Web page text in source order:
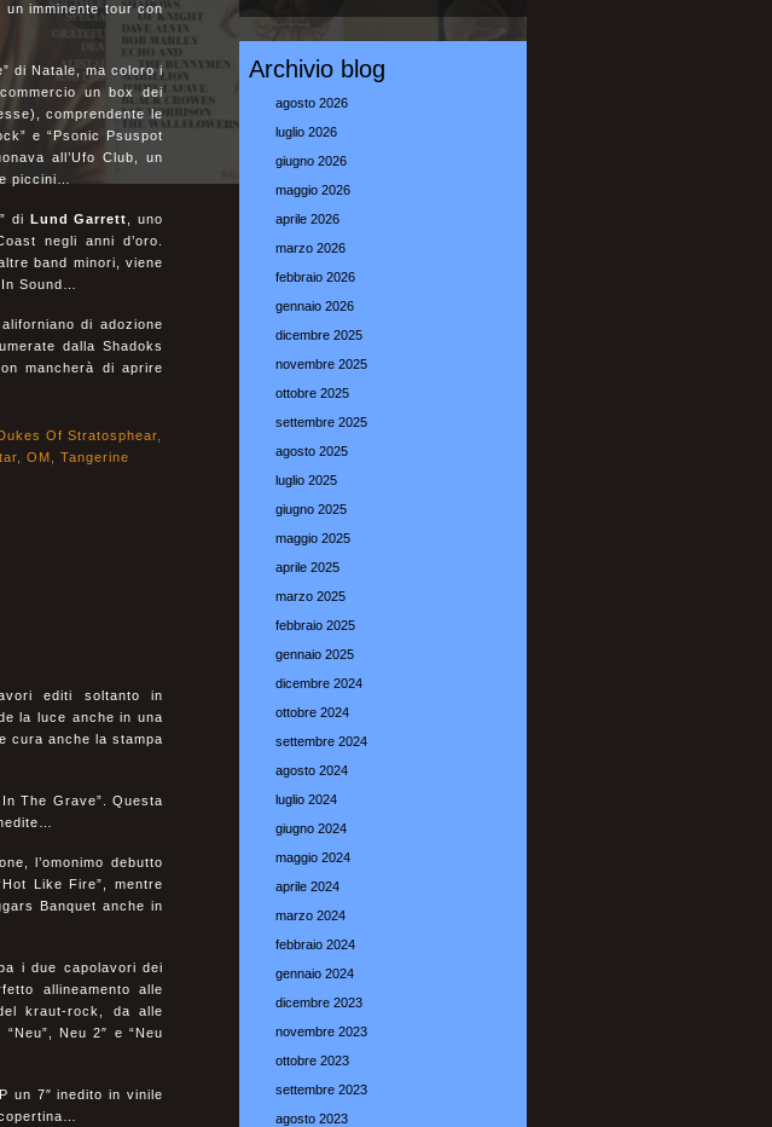
imminente tour con
di Natale, ma coloro i
un box dei
comprendente le
e “Psonic Psuspot
all’Ufo Club, un
piccini…
di Lund Garrett
, uno
negli anni d’oro.
band minori, viene
Sound…
di adozione
dalla Shadoks
mancherà di aprire
Of Stratosphear
OM
Tangerine
editi soltanto in
la luce anche in una
cura anche la stampa
The Grave”. Questa
l’omonimo debutto
Like Fire”, mentre
Banquet anche in
i due capolavori dei
allineamento alle
kraut-rock, da alle
Neu 2″ e “Neu
un 7″ inedito in vinile
Archivio blog
agosto 2026
luglio 2026
giugno 2026
maggio 2026
aprile 2026
marzo 2026
febbraio 2026
gennaio 2026
dicembre 2025
novembre 2025
ottobre 2025
settembre 2025
agosto 2025
luglio 2025
giugno 2025
maggio 2025
aprile 2025
marzo 2025
febbraio 2025
gennaio 2025
dicembre 2024
ottobre 2024
settembre 2024
agosto 2024
luglio 2024
giugno 2024
maggio 2024
aprile 2024
marzo 2024
febbraio 2024
gennaio 2024
dicembre 2023
novembre 2023
ottobre 2023
settembre 2023
agosto 2023